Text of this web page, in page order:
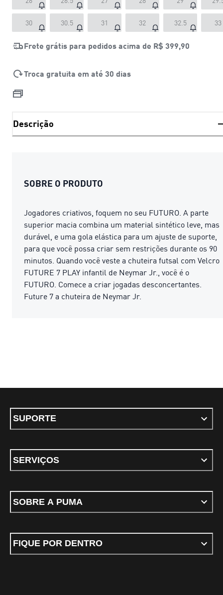
30 30.5 31 32 32.5 33
Frete grátis para pedidos acima de R$ 399,90
Troca gratuita em até 30 dias
Descrição
SOBRE O PRODUTO
Jogadores criativos, foquem no seu FUTURO. A parte
superior macia combina um material sintético leve, mas
durável, e uma gola elástica para um ajuste de suporte,
para que você possa criar sem restrições durante os 90
minutos. Quando você veste a chuteira futsal com Velcro
FUTURE 7 PLAY infantil de Neymar Jr., você é o
FUTURO. Comece a criar jogadas desconcertantes.
Future 7 a chuteira de Neymar Jr.
SUPORTE
SERVIÇOS
SOBRE A PUMA
FIQUE POR DENTRO